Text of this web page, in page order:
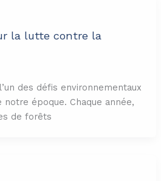
la lutte contre la
des défis environnementaux
époque. Chaque année,
de forêts